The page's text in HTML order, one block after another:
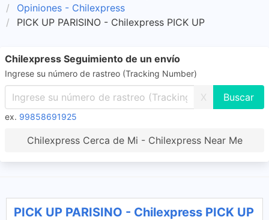
Opiniones - Chilexpress
PICK UP PARISINO - Chilexpress PICK UP
Chilexpress Seguimiento de un envío
Ingrese su número de rastreo (Tracking Number)
X
ex. 99858691925
Chilexpress Cerca de Mi - Chilexpress Near Me
PICK UP PARISINO - Chilexpress PICK UP